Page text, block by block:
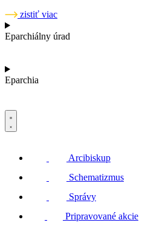
zistiť viac
Eparchiálny úrad
Eparchia
Arcibiskup
Schematizmus
Správy
Pripravované akcie